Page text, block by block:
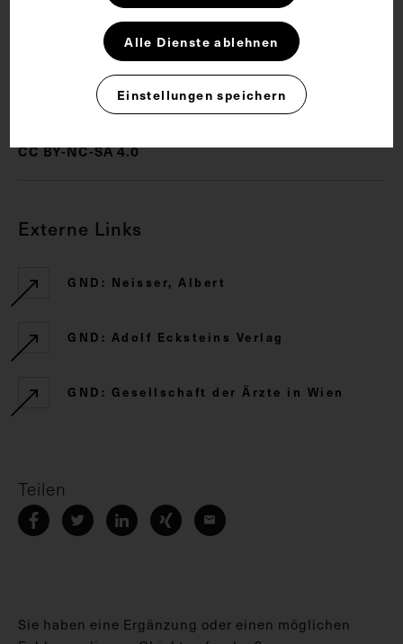
CC BY-NC-SA 4.0
Externe Links
GND: Neisser, Albert
GND: Adolf Ecksteins Verlag
GND: Gesellschaft der Ärzte in Wien
Teilen
Sie haben eine Ergänzung oder einen möglichen
Alle Dienste ablehnen
Einstellungen speichern